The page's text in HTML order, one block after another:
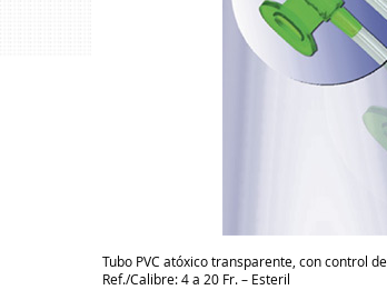
Tubo PVC atóxico transparente, con control
Ref./Calibre: 4 a 20 Fr. – Esteril